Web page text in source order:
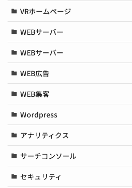
VRホームページ
WEBサーバー
WEBサーバー
WEB広告
WEB集客
Wordpress
アナリティクス
サーチコンソール
セキュリティ